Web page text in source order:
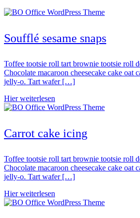
Soufflé sesame snaps
Toffee tootsie roll tart brownie tootsie roll
Chocolate macaroon cheesecake cake oat
jelly-o. Tart wafer […]
Hier weiterlesen
Carrot cake icing
Toffee tootsie roll tart brownie tootsie roll
Chocolate macaroon cheesecake cake oat
jelly-o. Tart wafer […]
Hier weiterlesen